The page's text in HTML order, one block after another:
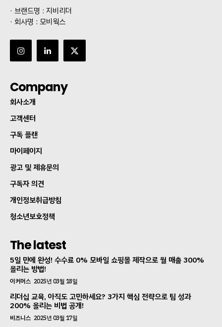
· 브랜드명 : 지비리더
· 회사명 : 모비웍스
Company
회사소개
고객센터
구독 플랜
마이페이지
광고 및 제휴문의
구독자 의견
개인정보취급방침
청소년보호정책
The latest
5일 만에 완성! 수수료 0% 모바일 쇼핑몰 제작으로 월 매출 300%
올리는 방법!
이커머스 2025년 03월 18일
리더십 교육, 아직도 고민하세요? 3가지 핵심 전략으로 팀 성과
200% 올리는 비법 공개!
비즈니스 2025년 03월 17일